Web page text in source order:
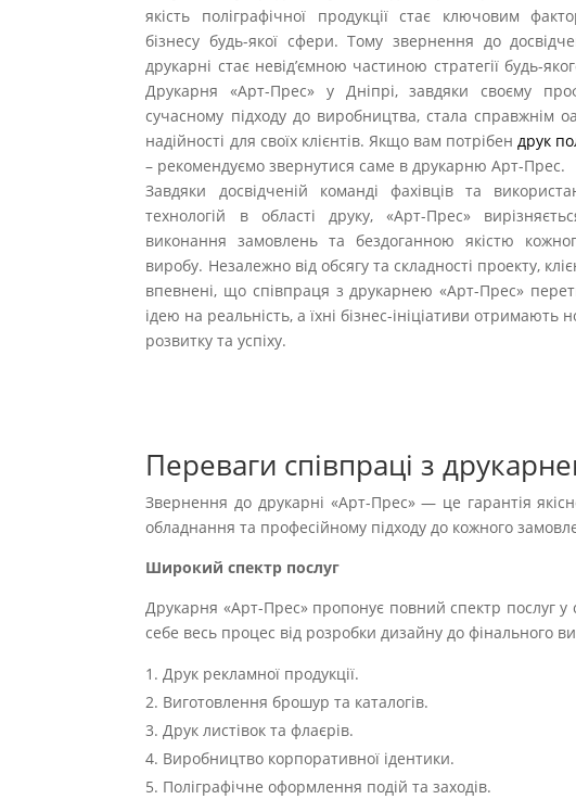
якість поліграфічної продукції стає ключовим
бізнесу будь-якої сфери. Тому звернення до
друкарні стає невід’ємною частиною стратегії будь-
Друкарня «Арт-Прес» у Дніпрі, завдяки своєму
сучасному підходу до виробництва, стала справжнім
надійності для своїх клієнтів. Якщо вам потрібен друк
– рекомендуємо звернутися саме в друкарню Арт-Прес.
Завдяки досвідченій команді фахівців та
технологій в області друку, «Арт-Прес»
виконання замовлень та бездоганною якістю
виробу. Незалежно від обсягу та складності проекту,
впевнені, що співпраця з друкарнею «Арт-Прес»
ідею на реальність, а їхні бізнес-ініціативи отримають
розвитку та успіху.
Переваги співпраці з
Звернення до друкарні «Арт-Прес» — це гарантія
обладнання та професійному підходу до кожного
Широкий спектр послуг
Друкарня «Арт-Прес» пропонує повний спектр послуг у
себе весь процес від розробки дизайну до фінального
Друк рекламної продукції.
Виготовлення брошур та каталогів.
Друк листівок та флаєрів.
Виробництво корпоративної ідентики.
Поліграфічне оформлення подій та заходів.